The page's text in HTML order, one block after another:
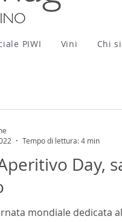
PIWI Vini Chi
Day,
mondiale dedicata
Tempo di lettura: 4 min